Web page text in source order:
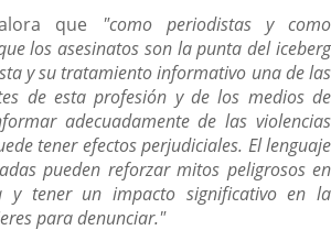
que "como periodistas y como
los asesinatos son la punta del iceberg
y su tratamiento informativo una de las
de esta profesión y de los medios de
adecuadamente de las violencias
tener efectos perjudiciales. El lenguaje
pueden reforzar mitos peligrosos en
y tener un impacto significativo en la
para denunciar."